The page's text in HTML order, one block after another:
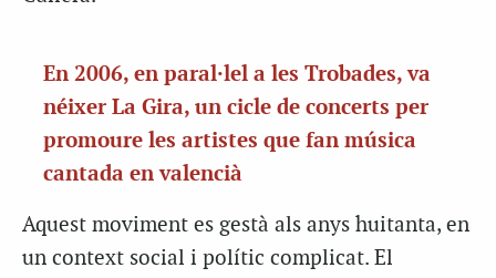
En 2006, en paral·lel a les Trobades, va
néixer La Gira, un cicle de concerts per
promoure les artistes que fan música
cantada en valencià
Aquest moviment es gestà als anys huitanta, en
un context social i polític complicat. El